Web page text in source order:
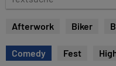
e
s
u
Afterwork Biker
Comedy Fest